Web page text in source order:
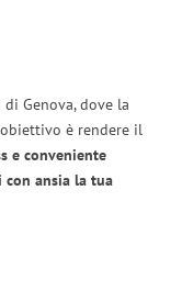
Genova, dove la
è rendere il
e conveniente
con ansia la tua